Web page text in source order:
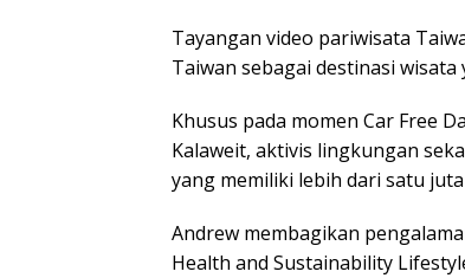
Tayangan video pariwisata
Taiwan sebagai destinasi
Khusus pada momen Car Free
Kalaweit, aktivis lingkungan
yang memiliki lebih dari satu
Andrew membagikan
Health and Sustainability